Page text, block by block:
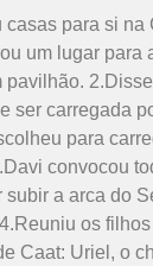
para si na
um lugar para
pavilhão.
ser carregada
para
convocou
a arca do
os
Caat: Uriel, o